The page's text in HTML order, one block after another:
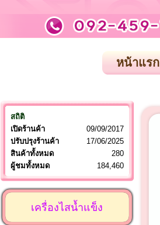
หน้าแรก
สถิติ
เปิดร้านค้า
09/09/2017
ปรับปรุงร้านค้า
17/06/2025
สินค้าทั้งหมด
280
ผู้ชมทั้งหมด
184,460
เครื่องไสน้ำแข็ง